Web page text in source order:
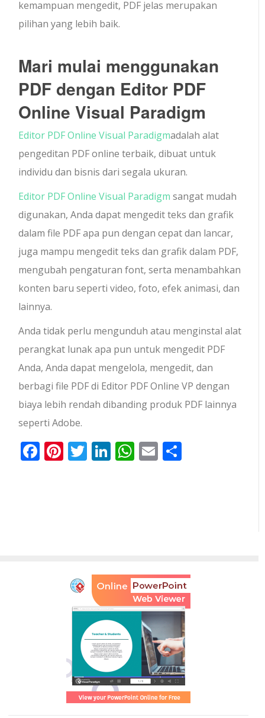
kemampuan mengedit, PDF jelas merupakan
pilihan yang lebih baik.
Mari mulai menggunakan
PDF dengan Editor PDF
Online Visual Paradigm
Editor PDF Online Visual Paradigmadalah alat
pengeditan PDF online terbaik, dibuat untuk
individu dan bisnis dari segala ukuran.
Editor PDF Online Visual Paradigm sangat mudah
digunakan, Anda dapat mengedit teks dan grafik
dalam file PDF apa pun dengan cepat dan lancar,
juga mampu mengedit teks dan grafik dalam PDF,
mengubah pengaturan font, serta menambahkan
konten baru seperti video, foto, efek animasi, dan
lainnya.
Anda tidak perlu mengunduh atau menginstal alat
perangkat lunak apa pun untuk mengedit PDF
Anda, Anda dapat mengelola, mengedit, dan
berbagi file PDF di Editor PDF Online VP dengan
biaya lebih rendah dibanding produk PDF lainnya
seperti Adobe.
Facebook
Pinterest
Twitter
LinkedIn
WhatsApp
Email